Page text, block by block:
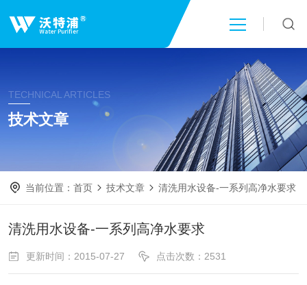
产品中心
新闻中心
技术文章
成功案例
TECHNICAL ARTICLES
技术文章
当前位置：首页 技术文章 清洗用水设备-一系列高净水要求
清洗用水设备-一系列高净水要求
更新时间：2015-07-27 点击次数：2531